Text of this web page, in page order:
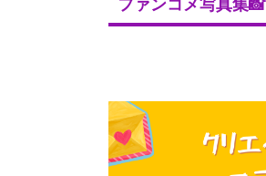
ファンコメ写真集📸